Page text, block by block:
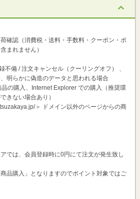
確認（消費税・送料・手数料・クーポン・ポ
まれません）
不備 / 注文キャンセル（クーリングオフ） 、
明らかに偽造のデータと思われる場合
の購入、Internet Explorer での購入（推奨環
きない場合あり）
＞ ドメイン以外のページからの商
では、会員登録時に0円にて注文が発生致し
品購入」となりますのでポイント対象ではご